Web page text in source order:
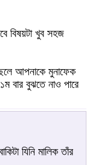
বিষয়টা খুব সহজ
আপনাকে মুনাফেক
বার বুঝতে নাও পারে
যিনি মালিক তাঁর